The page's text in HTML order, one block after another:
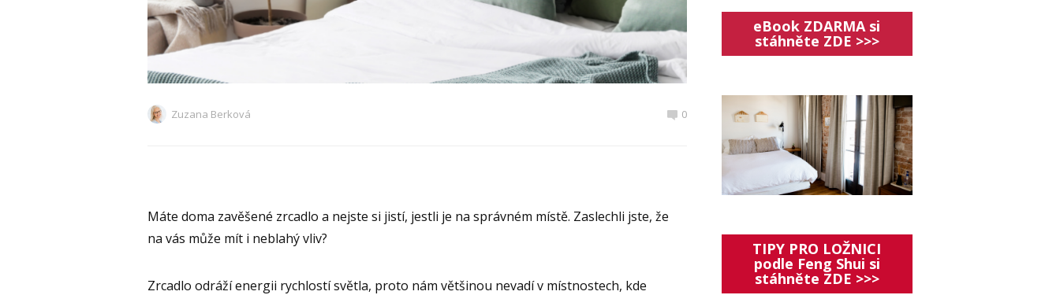
Zuzana Berková 0
Máte doma zavěšené zrcadlo a nejste si jistí, jestli je na správném místě. Zaslechli jste, že
na vás může mít i neblahý vliv?
Zrcadlo odráží energii rychlostí světla, proto nám většinou nevadí v místnostech, kde
eBook ZDARMA si
stáhněte ZDE >>>
TIPY PRO LOŽNICI
podle Feng Shui si
stáhněte ZDE >>>